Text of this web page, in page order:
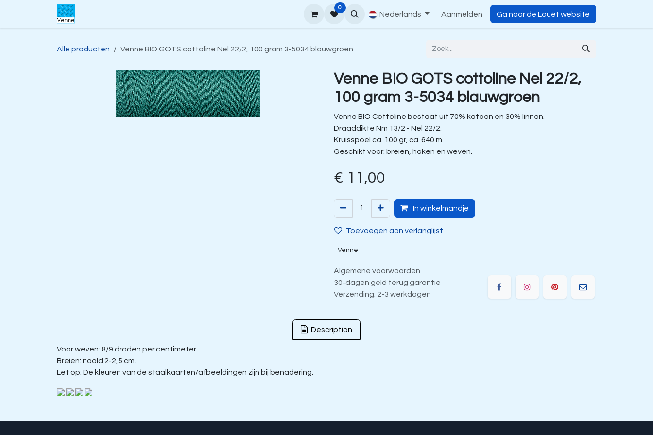
Overslaan naar inhoud
Hoe te bestellen Contact
0
Nederlands Aanmelden Ga naar de Louët website
Alle producten Venne BIO GOTS cottoline Nel 22/2, 100 gram 3-5034 blauwgroen
Venne BIO GOTS cottoline Nel 22/2,
100 gram 3-5034 blauwgroen
Venne BIO Cottoline bestaat uit 70% katoen en 30% linnen.
Draaddikte Nm 13/2 - Nel 22/2.
Kruisspoel ca. 100 gr, ca. 640 m.
Geschikt voor: breien, haken en weven.
€ 11,00
In winkelmandje
Toevoegen aan verlanglijst
Venne
Algemene voorwaarden
30-dagen geld terug garantie
Verzending: 2-3 werkdagen
Description
Voor weven: 8/9 draden per centimeter.
Breien: naald 2-2,5 cm.
Let op: De kleuren van de staalkaarten/afbeeldingen zijn bij benadering.